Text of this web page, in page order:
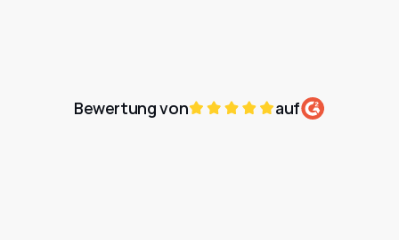
Bewertung von auf